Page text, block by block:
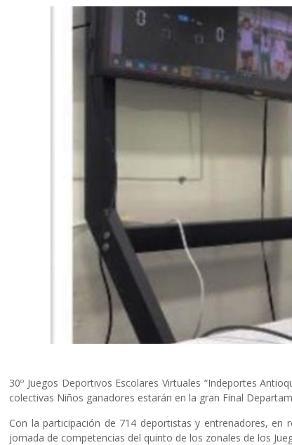
30º Juegos Deportivos Escolares Virtuales “Indeportes
colectivas Niños ganadores estarán en la gran Final
Con la participación de 714 deportistas y entrenadores,
jornada de competencias del quinto de los zonales de los